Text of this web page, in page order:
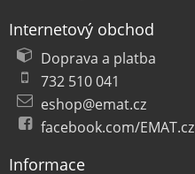
Internetový obchod
Doprava a platba
732 510 041
eshop@emat.cz
facebook.com/EMAT.cz
Informace